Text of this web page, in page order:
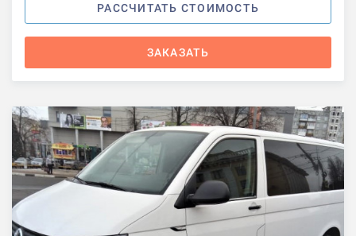
РАССЧИТАТЬ СТОИМОСТЬ
ЗАКАЗАТЬ